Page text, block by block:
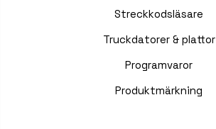
Streckkodsläsare
Truckdatorer & plattor
Programvaror
Produktmärkning